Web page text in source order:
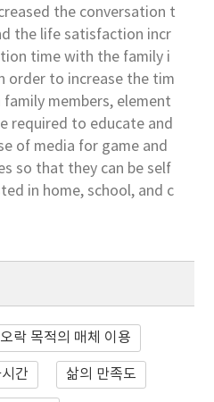
the conversation t
the life satisfaction incr
time with the family i
order to increase the tim
members, element
required to educate and
of media for game and
so that they can be self
in home, school, and c
락 목적의 매체 이용
간 삶의 만족도